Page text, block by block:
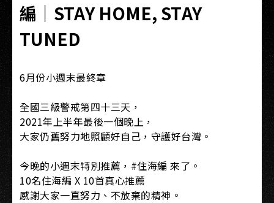
編｜STAY HOME, STAY
TUNED
6月份小週末最終章​
全國三級警戒第四十三天，​
2021年上半年最後一個晚上，​
大家仍舊努力地照顧好自己，守護好台灣。​
今晚的小週末特別推薦，#住海編 來了。​
10名住海編 X 10首真心推薦​
感謝大家一直努力、不放棄的精神。​